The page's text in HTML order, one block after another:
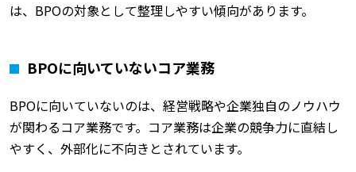
は、BPOの対象として整理しやすい傾向があります。
BPOに向いていないコア業務
BPOに向いていないのは、経営戦略や企業独自のノウハウ
が関わるコア業務です。コア業務は企業の競争力に直結し
やすく、外部化に不向きとされています。